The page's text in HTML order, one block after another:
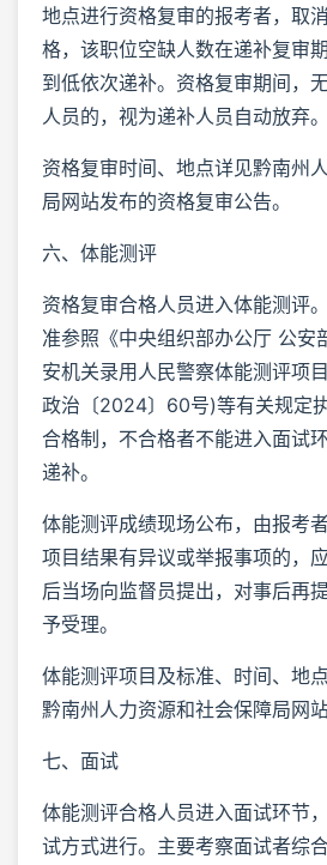
地点进行资格复审的报考者，取
格，该职位空缺人数在递补复审
到低依次递补。资格复审期间，
人员的，视为递补人员自动放弃。
资格复审时间、地点详见黔南州
局网站发布的资格复审公告。
六、体能测评
资格复审合格人员进入体能测评
准参照《中央组织部办公厅 公安
安机关录用人民警察体能测评项
政治〔2024〕60号)等有关规定
合格制，不合格者不能进入面试
递补。
体能测评成绩现场公布，由报考
项目结果有异议或举报事项的，
后当场向监督员提出，对事后再
予受理。
体能测评项目及标准、时间、地
黔南州人力资源和社会保障局网站
七、面试
体能测评合格人员进入面试环节
试方式进行。主要考察面试者综